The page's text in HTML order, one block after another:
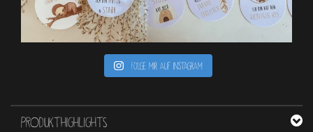
Folge mir auf Instagram
PRODUKTHIGHLIGHTS